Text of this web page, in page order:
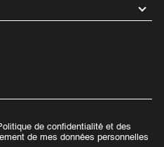
de confidentialité et des
de mes données personnelles